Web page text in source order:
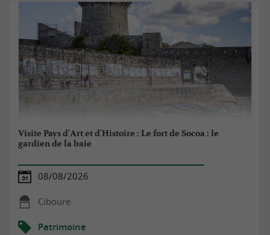
Visite Pays d'Art et d'Histoire : Le fort de Socoa : le
gardien de la baie
08/08/2026
Ciboure
Patrimoine